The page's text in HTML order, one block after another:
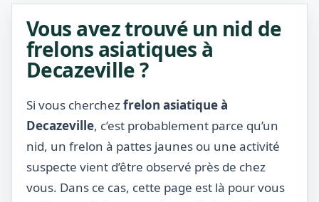
Vous avez trouvé un nid de
frelons asiatiques à
Decazeville ?
Si vous cherchezfrelon asiatique à
Decazeville, c’est probablement parce qu’un
nid, un frelon à pattes jaunes ou une activité
suspecte vient d’être observé près de chez
vous. Dans ce cas, cette page est là pour vous